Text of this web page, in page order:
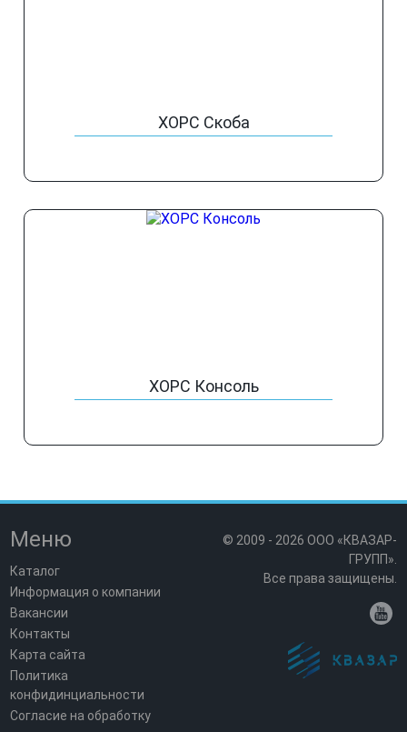
ХОРС Скоба
ХОРС Консоль
Меню
Каталог
Информация о компании
Вакансии
Контакты
Карта сайта
Политика
конфидинциальности
Согласие на обработку
© 2009 - 2026 ООО «КВАЗАР-
ГРУПП».
Все права защищены.